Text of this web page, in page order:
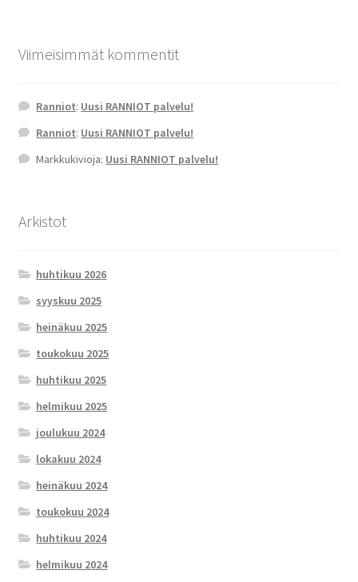
Viimeisimmät kommentit
Ranniot: Uusi RANNIOT palvelu!
Ranniot: Uusi RANNIOT palvelu!
Markkukivioja: Uusi RANNIOT palvelu!
Arkistot
huhtikuu 2026
syyskuu 2025
heinäkuu 2025
toukokuu 2025
huhtikuu 2025
helmikuu 2025
joulukuu 2024
lokakuu 2024
heinäkuu 2024
toukokuu 2024
huhtikuu 2024
helmikuu 2024